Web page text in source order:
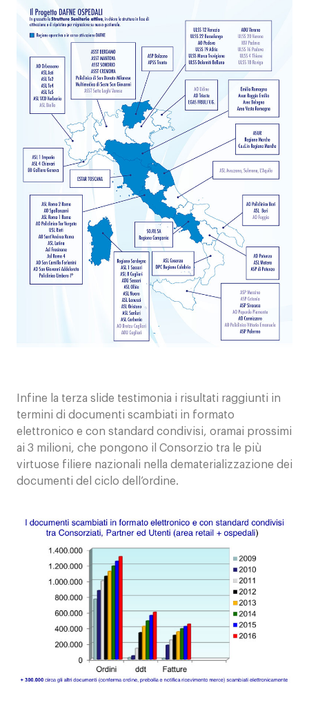
Infine la terza slide testimonia i risultati raggiunti in
termini di documenti scambiati in formato
elettronico e con standard condivisi, oramai prossimi
ai 3 milioni, che pongono il Consorzio tra le più
virtuose filiere nazionali nella dematerializzazione dei
documenti del ciclo dell’ordine.